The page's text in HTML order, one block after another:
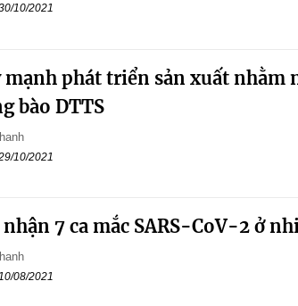
10/2021
mạnh phát triển sản xuất nhằm
bào DTTS
10/2021
7 ca mắc SARS-CoV-2 ở
08/2021